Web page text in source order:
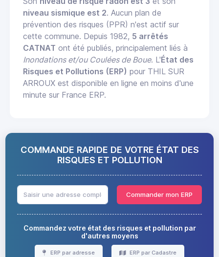
niveau sismique est 2. Aucun plan de
prévention des risques (PPR) n'est actif sur
cette commune. Depuis 1982, 5 arrêtés
CATNAT ont été publiés, principalement liés à
Inondations et/ou Coulées de Boue. L'État des
Risques et Pollutions (ERP) pour THIL SUR
ARROUX est disponible en ligne en moins d'une
minute sur France ERP.
COMMANDE RAPIDE DE VOTRE ÉTAT DES
RISQUES ET POLLUTION
Commander mon ERP
Commandez votre état des risques et pollution par
d'autres moyens
ERP par adresse ERP par Cadastre